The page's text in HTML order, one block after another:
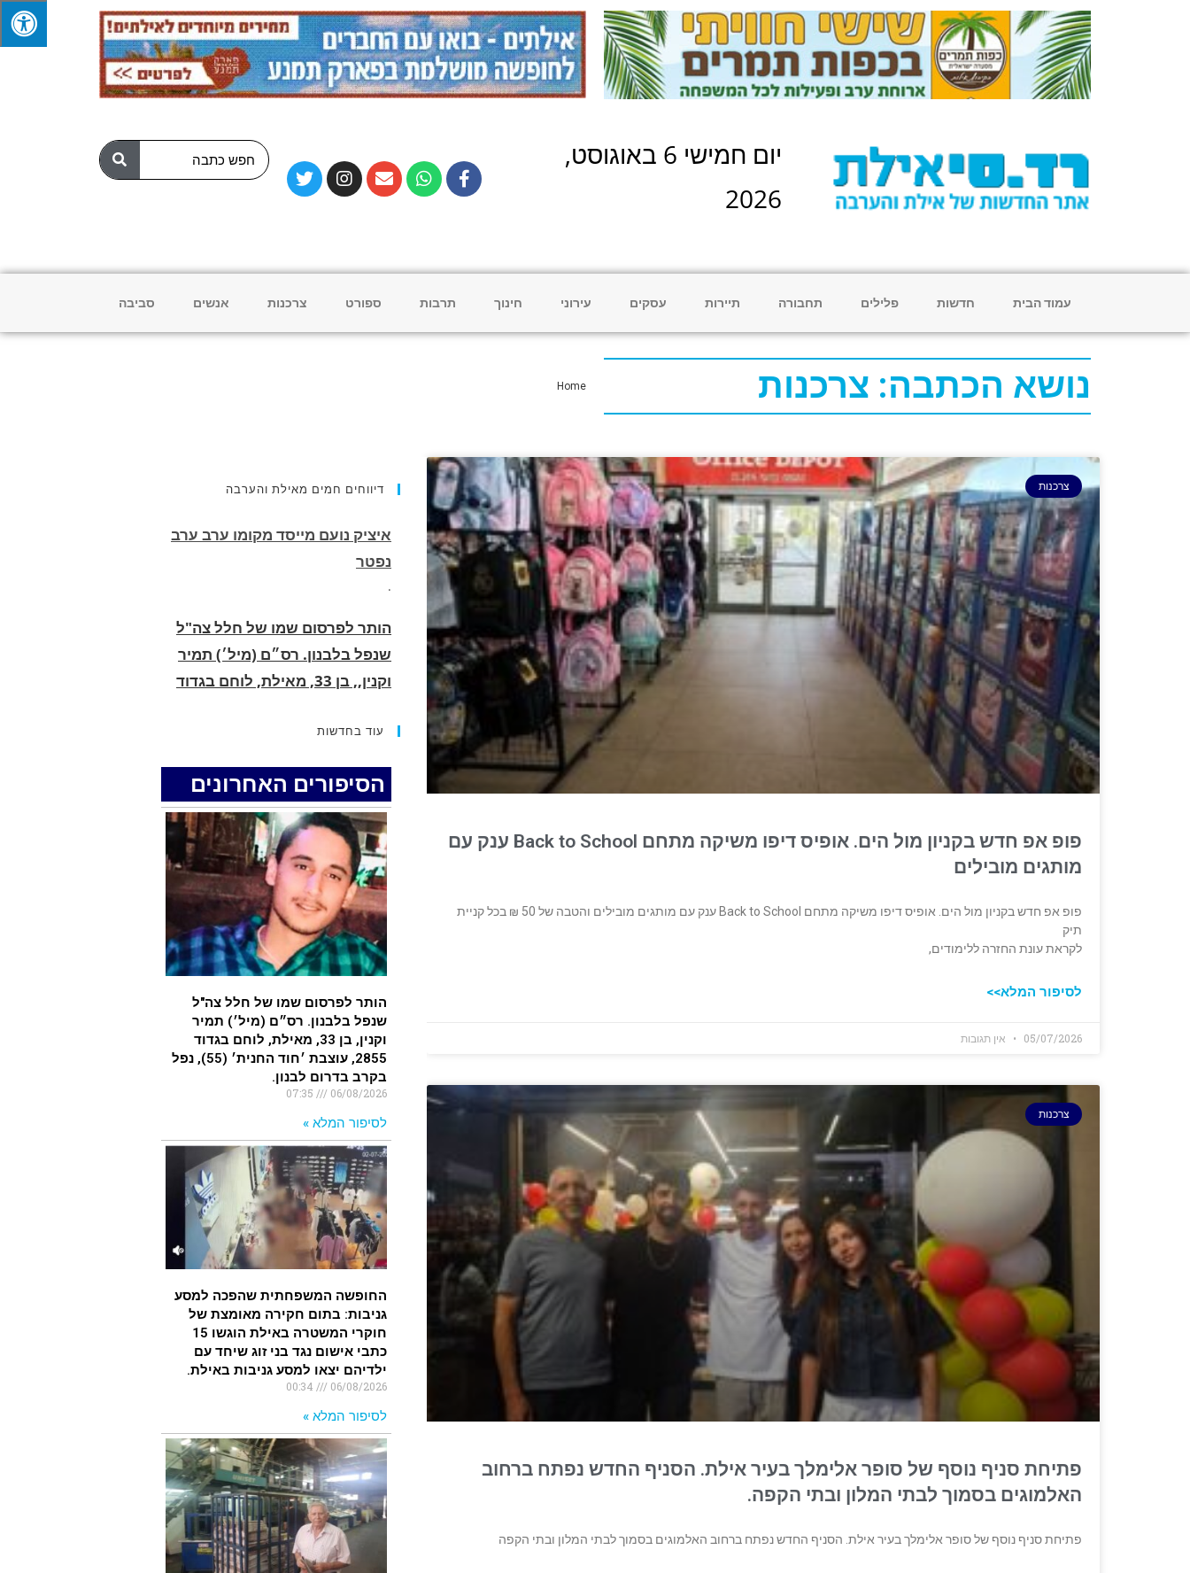
יום חמישי 6 באוגוסט,
2026
עמוד הבית חדשות פלילים תחבורה תיירות עסקים עירוני חינוך תרבות ספורט צרכנות אנשים סביבה
נושא הכתבה: צרכנות Home
צרכנות
פופ אפ חדש בקניון מול הים. אופיס דיפו משיקה מתחם Back to School ענק עם
מותגים מובילים
פופ אפ חדש בקניון מול הים. אופיס דיפו משיקה מתחם Back to School ענק עם מותגים מובילים והטבה של 50 ₪ בכל קניית
תיק
לקראת עונת החזרה ללימודים,
לסיפור המלא>>
05/07/2026 אין תגובות
צרכנות
פתיחת סניף נוסף של סופר אלימלך בעיר אילת. הסניף החדש נפתח ברחוב
האלמוגים בסמוך לבתי המלון ובתי הקפה.
פתיחת סניף נוסף של סופר אלימלך בעיר אילת. הסניף החדש נפתח ברחוב האלמוגים בסמוך לבתי המלון ובתי הקפה
דיווחים חמים מאילת והערבה
נפטר
הותר לפרסום שמו של חלל צה"ל
שנפל בלבנון. רס״ם (מיל׳) תמיר
2855, עוצבת ׳חוד החנית׳ (55),
נפל בקרב בדרום לבנון.
.
אישום נגד בני זוג שיחד עם ילדיהם
יצאו למסע גניבות באילת.
האדמה רועדת- סדרת רעידות
אדמה בחצי האי סיני
רעידת אדמה הורגשה באילת
איציק נועם מייסד מקומו ערב ערב
נפטר
עוד בחדשות
הסיפורים האחרונים
הותר לפרסום שמו של חלל צה"ל
שנפל בלבנון. רס״ם (מיל׳) תמיר
וקנין, בן 33, מאילת, לוחם בגדוד
2855, עוצבת ׳חוד החנית׳ (55), נפל
בקרב בדרום לבנון.
06/08/2026
לסיפור המלא »
החופשה המשפחתית שהפכה למסע
גניבות: בתום חקירה מאומצת של
חוקרי המשטרה באילת הוגשו 15
כתבי אישום נגד בני זוג שיחד עם
ילדיהם יצאו למסע גניבות באילת.
06/08/2026
לסיפור המלא »